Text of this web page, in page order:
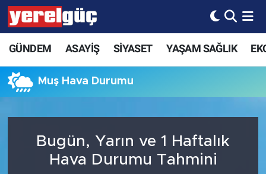
GÜNDEM ASAYİŞ SİYASET YAŞAM SAĞLIK
Muş Hava Durumu
Bugün, Yarın ve 1 Haftalık
Hava Durumu Tahmini